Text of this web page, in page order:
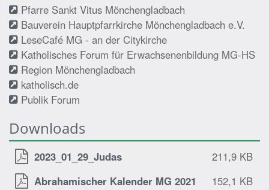
Pfarre Sankt Vitus Mönchengladbach
Bauverein Hauptpfarrkirche Mönchengladbach e.V.
LeseCafé MG - an der Citykirche
Katholisches Forum für Erwachsenenbildung MG-HS
Region Mönchengladbach
katholisch.de
Publik Forum
Downloads
2023_01_29_Judas
211,9 KB
Abrahamischer Kalender MG 2021
152,1 KB